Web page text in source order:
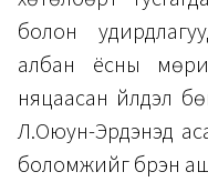
болон
албан ёсны
няцаасан үйлдэл
Л.Оюун-Эрдэнэд
боломжийг бүрэн